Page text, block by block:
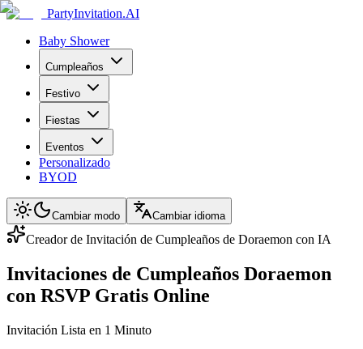
PartyInvitation.AI
Baby Shower
Cumpleaños
Festivo
Fiestas
Eventos
Personalizado
BYOD
Cambiar modo Cambiar idioma
Creador de Invitación de Cumpleaños de Doraemon con IA
Invitaciones de Cumpleaños Doraemon
con RSVP Gratis Online
Invitación Lista en 1 Minuto